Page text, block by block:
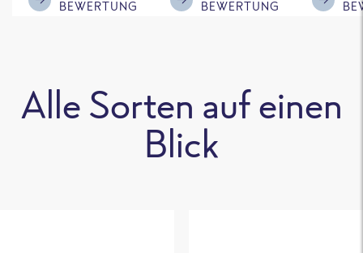
BEWERTUNG BEWERTUNG
was
Alle Sorten auf einen
Blick